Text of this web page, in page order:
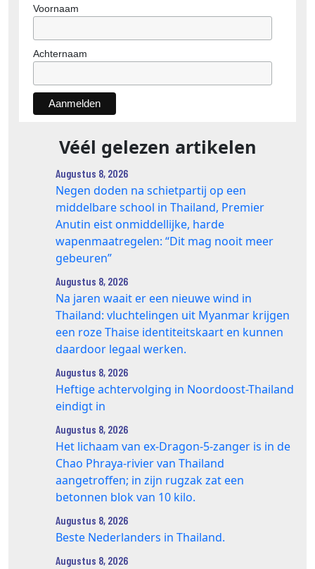
Voornaam
Achternaam
Véél gelezen artikelen
Augustus 8, 2026
Negen doden na schietpartij op een
middelbare school in Thailand, Premier
Anutin eist onmiddellijke, harde
wapenmaatregelen: “Dit mag nooit meer
gebeuren”
Augustus 8, 2026
Na jaren waait er een nieuwe wind in
Thailand: vluchtelingen uit Myanmar krijgen
een roze Thaise identiteitskaart en kunnen
daardoor legaal werken.
Augustus 8, 2026
Heftige achtervolging in Noordoost-Thailand
eindigt in
Augustus 8, 2026
Het lichaam van ex-Dragon‑5‑zanger is in de
Chao Phraya‑rivier van Thailand
aangetroffen; in zijn rugzak zat een
betonnen blok van 10 kilo.
Augustus 8, 2026
Beste Nederlanders in Thailand.
Augustus 8, 2026